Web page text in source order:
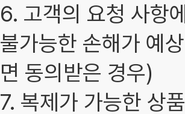
6. 고객의 요청 사항
불가능한 손해가 예
면 동의받은 경우)
7. 복제가 가능한 상